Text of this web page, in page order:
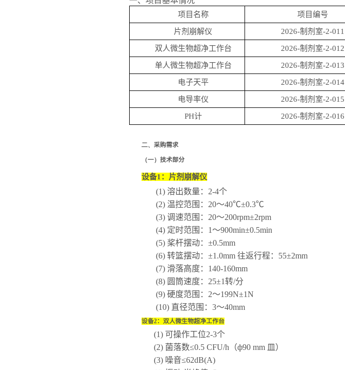
项目名称 项目编号
片剂崩解仪 2026-制剂室-2-011
双人微生物超净工作台 2026-制剂室-2-012
单人微生物超净工作台 2026-制剂室-2-013
电子天平 2026-制剂室-2-014
电导率仪 2026-制剂室-2-015
PH计 2026-制剂室-2-016
二、 采购需求
（一） 技术部分
设备1 ：片剂崩解仪
(1) 溶出数量： 2-4个
(2) 温控范围： 20～40℃±0.3℃
(3) 调速范围： 20～200rpm±2rpm
(4) 定时范围： 1 ～900min±0.5min
(5) 桨杆摆动： ±0.5mm
(6) 转篮摆动： ±1.0mm 往返行程： 55±2mm
(7) 滑落高度： 140-160mm
(8) 圆筒速度： 25±1转/分
(9) 硬度范围： 2～199N±1N
(10) 直径范围： 3～40mm
设备2：双人微生物超净工作台
(1) 可操作工位2-3个
(2) 菌落数≤0.5 CFU/h （ф90 mm 皿）
(3) 噪音≤62dB(A)